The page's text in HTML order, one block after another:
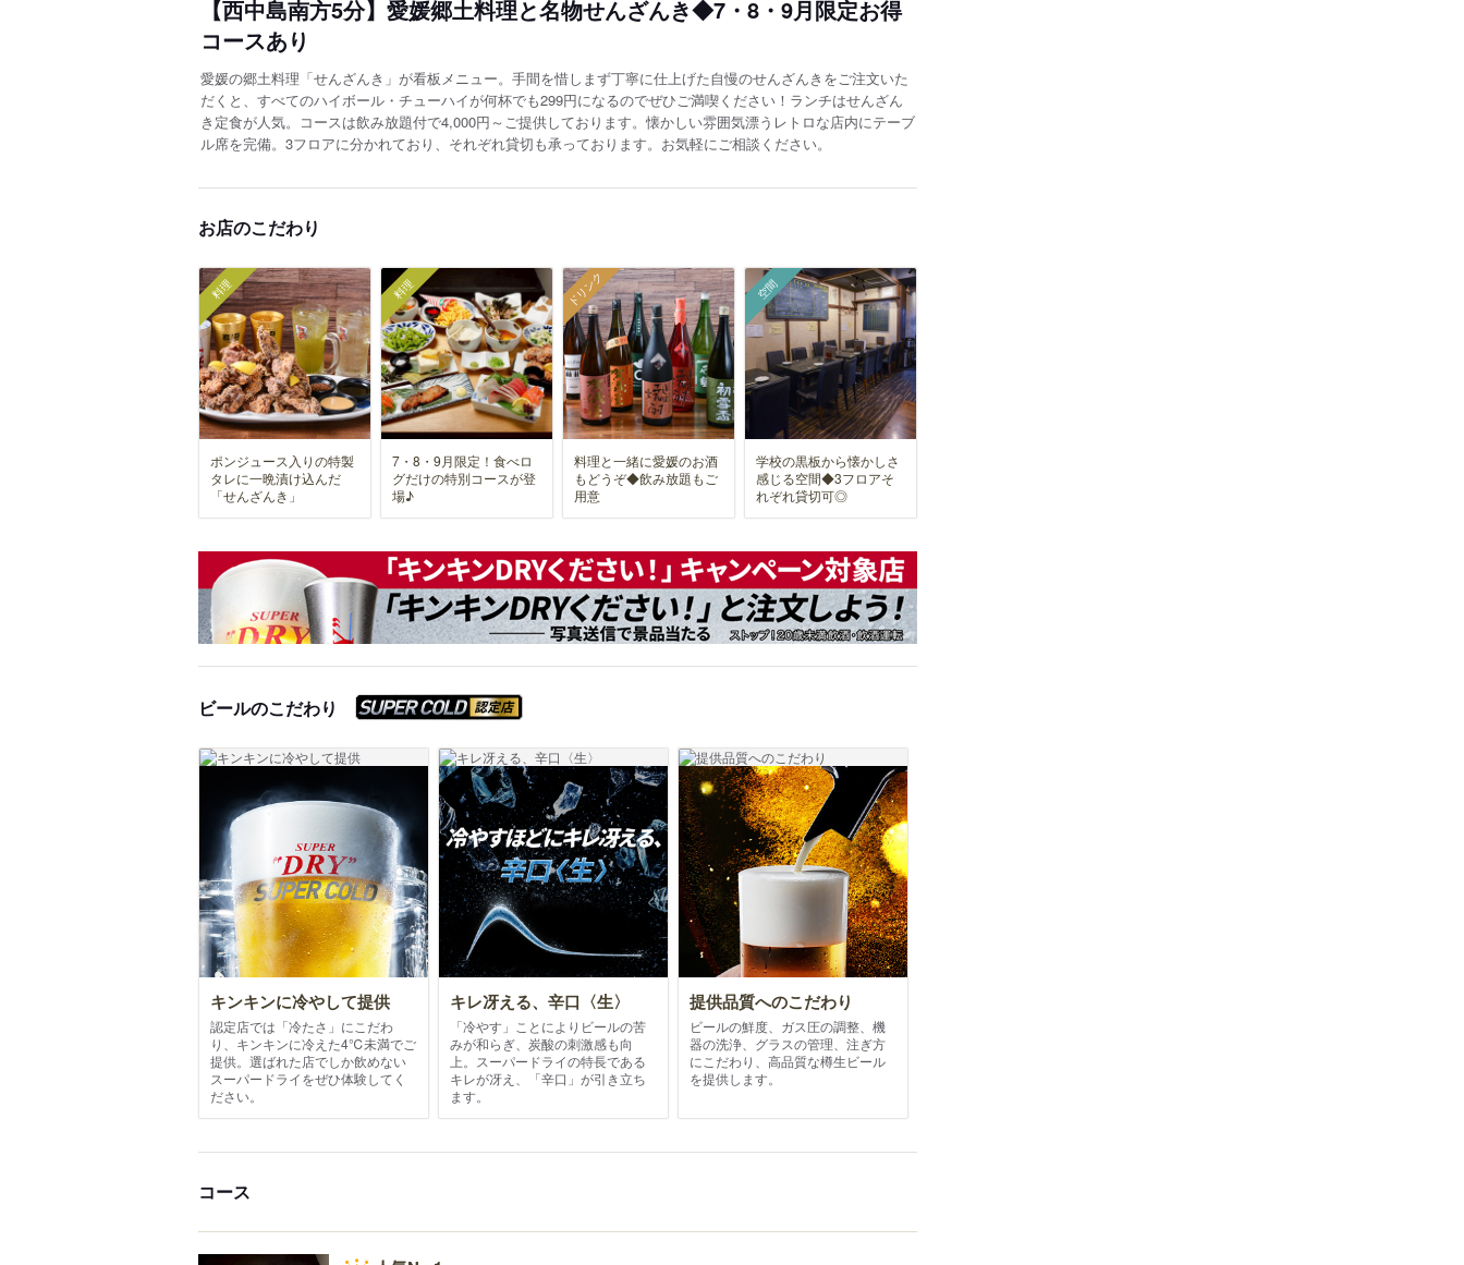
【西中島南方5分】愛媛郷土料理と名物せんざんき◆7・8・9月限定お得
コースあり
愛媛の郷土料理「せんざんき」が看板メニュー。手間を惜しまず丁寧に仕上げた自慢のせんざんきをご注文いた
だくと、すべてのハイボール・チューハイが何杯でも299円になるのでぜひご満喫ください！ランチはせんざん
き定食が人気。コースは飲み放題付で4,000円～ご提供しております。懐かしい雰囲気漂うレトロな店内にテーブ
ル席を完備。3フロアに分かれており、それぞれ貸切も承っております。お気軽にご相談ください。
お店のこだわり
料理
ポンジュース入りの特製
タレに一晩漬け込んだ
「せんざんき」
料理
7・8・9月限定！食べロ
グだけの特別コースが登
場♪
ドリンク
料理と一緒に愛媛のお酒
もどうぞ◆飲み放題もご
用意
空間
学校の黒板から懐かしさ
感じる空間◆3フロアそ
れぞれ貸切可◎
ビールのこだわり
キンキンに冷やして提供
認定店では「冷たさ」にこだわ
り、キンキンに冷えた4℃未満でご
提供。選ばれた店でしか飲めない
スーパードライをぜひ体験してく
ださい。
キレ冴える、辛口〈生〉
「冷やす」ことによりビールの苦
みが和らぎ、炭酸の刺激感も向
上。スーパードライの特長である
キレが冴え、「辛口」が引き立ち
ます。
提供品質へのこだわり
ビールの鮮度、ガス圧の調整、機
器の洗浄、グラスの管理、注ぎ方
にこだわり、高品質な樽生ビール
を提供します。
コース